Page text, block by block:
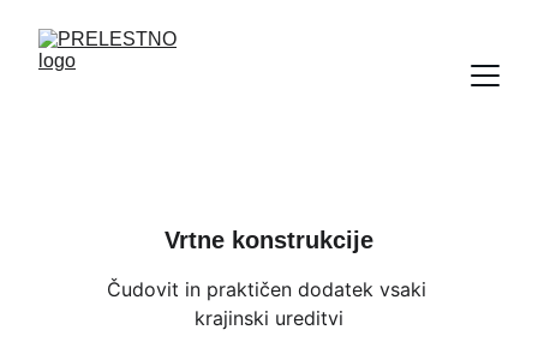
Vrtne konstrukcije
Čudovit in praktičen dodatek vsaki
krajinski ureditvi